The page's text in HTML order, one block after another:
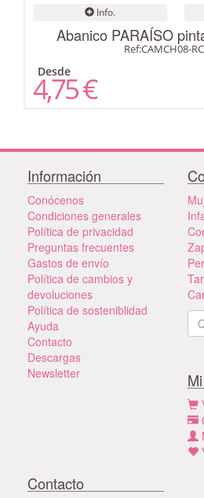
Info.
Abanico PARAÍSO
Ref:CAMCH08-
Desde
4,75 €
Información
Conócenos
Condiciones generales
Política de privacidad
Preguntas frecuentes
Gastos de envío
Política de cambios y
devoluciones
Política de sosteniblidad
Ayuda
Contacto
Descargas
Newsletter
Contacto